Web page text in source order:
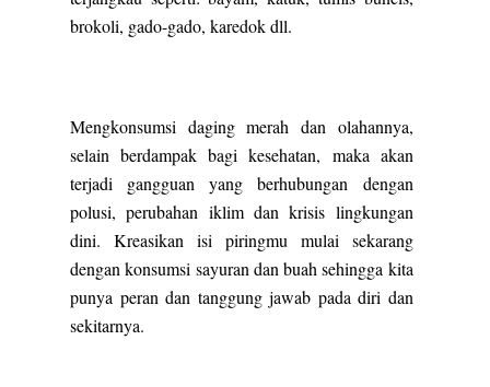
brokoli, gado-gado, karedok dll.
Mengkonsumsi daging merah dan olahannya,
selain berdampak bagi kesehatan, maka akan
terjadi gangguan yang berhubungan dengan
polusi, perubahan iklim dan krisis lingkungan
dini. Kreasikan isi piringmu mulai sekarang
dengan konsumsi sayuran dan buah sehingga kita
punya peran dan tanggung jawab pada diri dan
sekitarnya.